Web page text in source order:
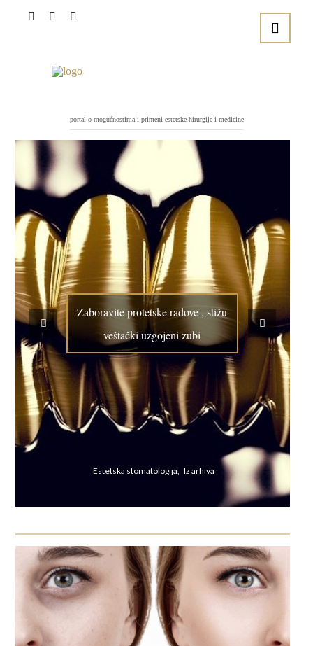
portal o mogućnostima i primeni estetske hirurgije i medicine
Zaboravite protetske radove , stižu
veštački uzgojeni zubi
Estetska stomatologija, Iz arhiva